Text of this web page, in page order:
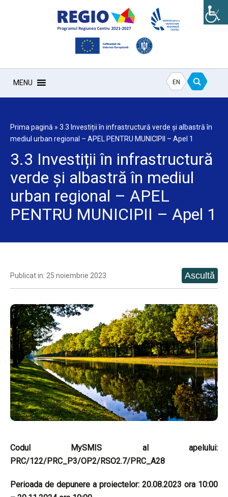
MENU EN
Prima pagină » 3.3 Investiții în infrastructură verde și albastră în
mediul urban regional – APEL PENTRU MUNICIPII – Apel 1
3.3 Investiții în infrastructură
verde și albastră în mediul
urban regional – APEL
PENTRU MUNICIPII – Apel 1
Publicat in: 25 noiembrie 2023
Codul MySMIS al apelului:
PRC/122/PRC_P3/OP2/RSO2.7/PRC_A28
Perioada de depunere a proiectelor: 20.08.2023 ora 10:00